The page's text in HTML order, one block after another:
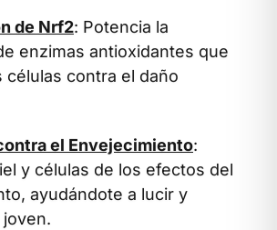
de Nrf2: Potencia la
enzimas antioxidantes que
células contra el daño
el Envejecimiento:
y células de los efectos del
ayudándote a lucir y